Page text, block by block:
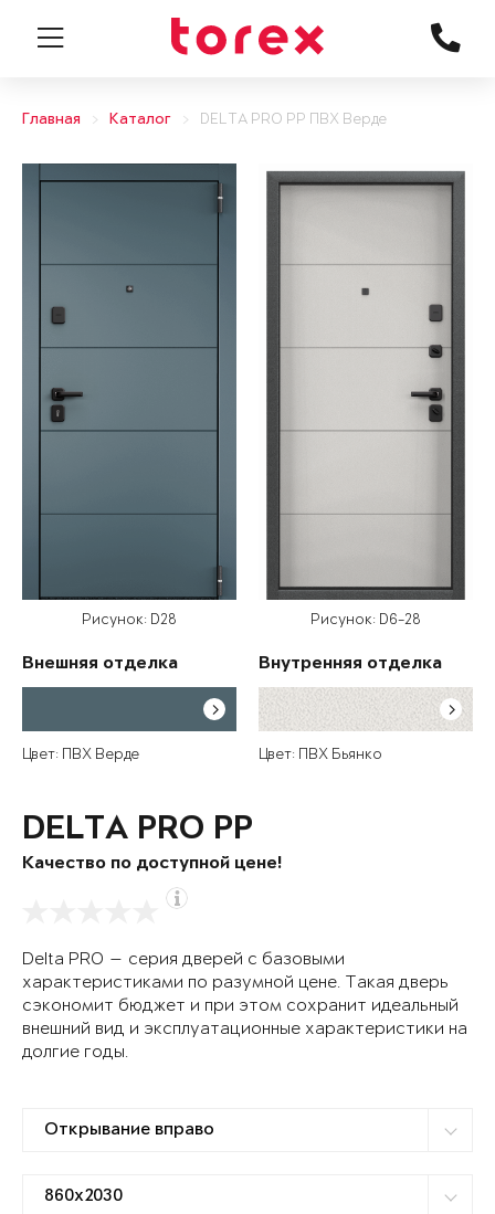
Главная Каталог DELTA PRO PP ПВХ Верде
Рисунок: D28
Внешняя отделка
Цвет: ПВХ Верде
Рисунок: D6-28
Внутренняя отделка
Цвет: ПВХ Бьянко
DELTA PRO PP
Качество по доступной цене!
Delta PRO — серия дверей с базовыми
характеристиками по разумной цене. Такая дверь
сэкономит бюджет и при этом сохранит идеальный
внешний вид и эксплуатационные характеристики на
долгие годы.